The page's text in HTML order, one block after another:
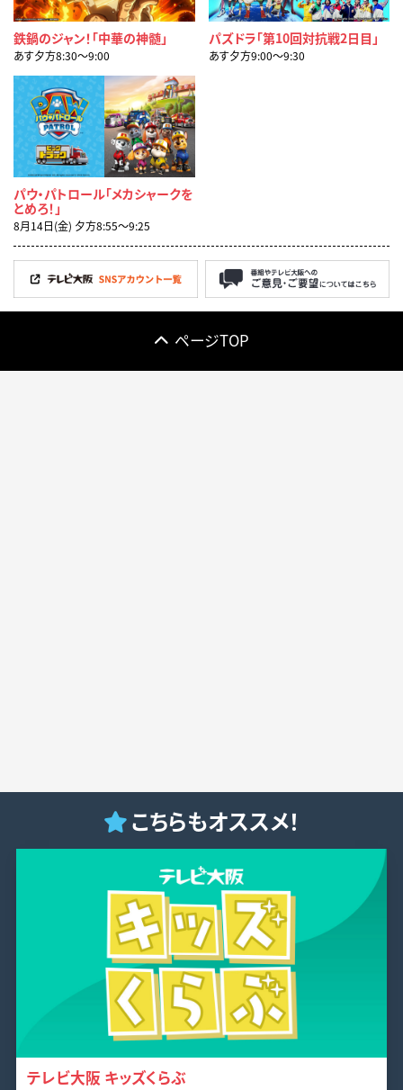
鉄鍋のジャン！「中華の神髄」
あす夕方8:30〜9:00
パズドラ「第10回対抗戦2日目」
あす夕方9:00〜9:30
パウ・パトロール「メカシャークを
とめろ！」
8月14日(金) 夕方8:55〜9:25
ページTOP
こちらもオススメ！
テレビ大阪 キッズくらぶ